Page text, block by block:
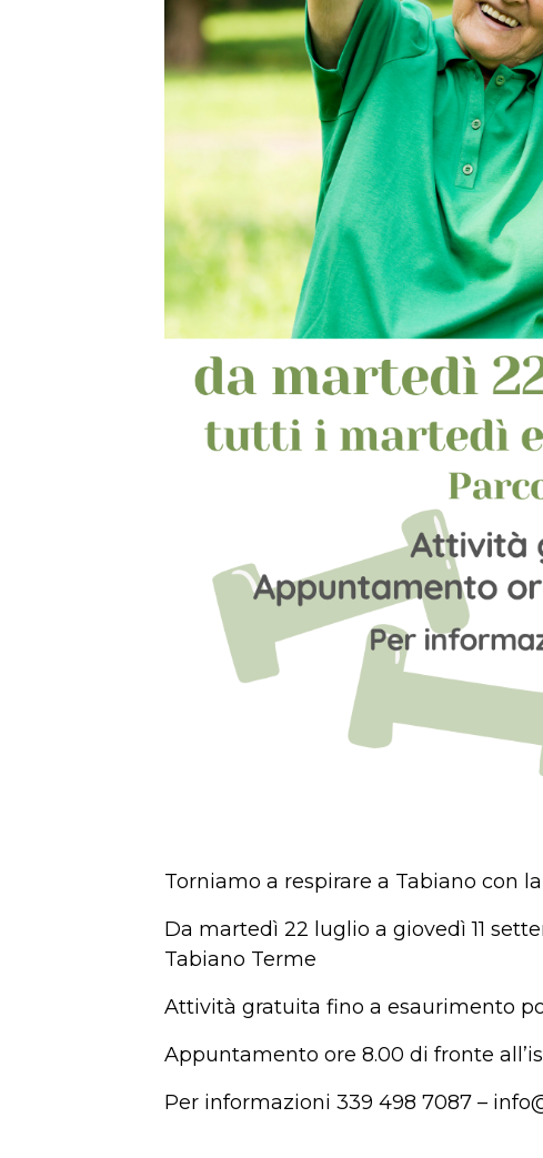
Torniamo a respirare a Tabiano con
Da martedì 22 luglio a giovedì 11
Tabiano Terme
Attività gratuita fino a esaurimento
Appuntamento ore 8.00 di fronte
Per informazioni 339 498 7087 –